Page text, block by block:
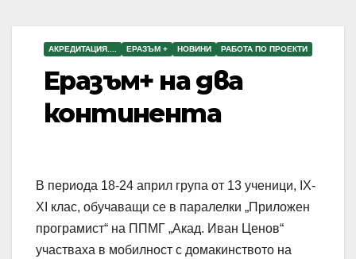
АКРЕДИТАЦИЯ.... ЕРАЗЪМ + НОВИНИ РАБОТА ПО ПРОЕКТИ
Еразъм+ на два
континента
В периода 18-24 април група от 13 ученици, IX-
XI клас, обучаващи се в паралелки „Приложен
програмист“ на ППМГ „Акад. Иван Ценов“
участваха в мобилност с домакинството на